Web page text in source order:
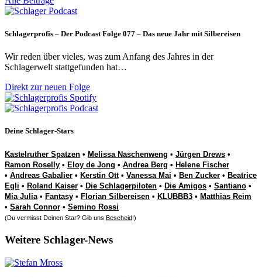
Schlagerprofis – Der Podcast Folge 077 – Das neue Jahr mit Silbereisen
Wir reden über vieles, was zum Anfang des Jahres in der
Schlagerwelt stattgefunden hat…
Direkt zur neuen Folge
Deine Schlager-Stars
Kastelruther Spatzen • Melissa Naschenweng • Jürgen Drews •
Ramon Roselly • Eloy de Jong • Andrea Berg • Helene Fischer
• Andreas Gabalier • Kerstin Ott• Vanessa Mai • Ben Zucker • Beatrice
Egli • Roland Kaiser • Die Schlagerpiloten • Die Amigos • Santiano •
Mia Julia• Fantasy • Florian Silbereisen • KLUBBB3 • Matthias Reim
• Sarah Connor • Semino Rossi
(Du vermisst Deinen Star? Gib uns Bescheid!)
Weitere Schlager-News